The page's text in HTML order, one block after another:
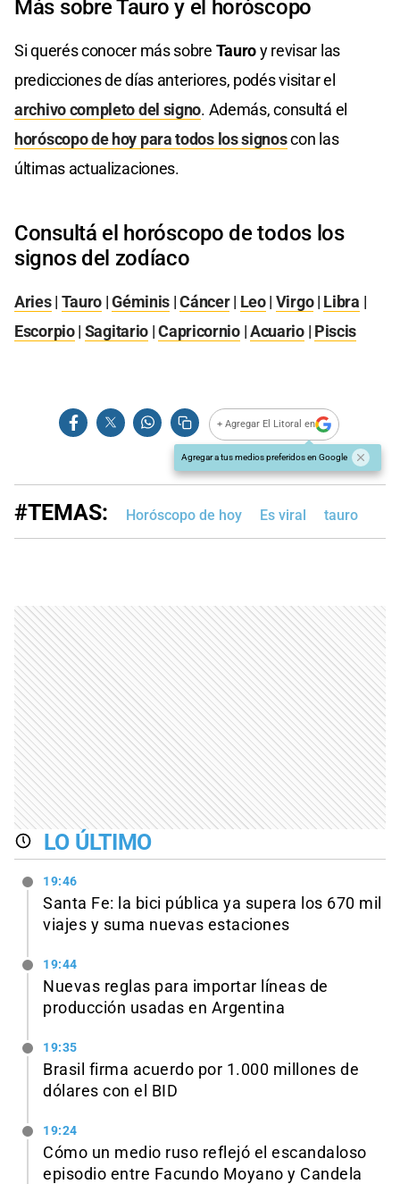
Más sobre Tauro y el horóscopo
Si querés conocer más sobre Tauroy revisar las
predicciones de días anteriores, podés visitar el
archivo completo del signo. Además, consultá el
horóscopo de hoy para todos los signoscon las
últimas actualizaciones.
Consultá el horóscopo de todos los
signos del zodíaco
Aries| Tauro |Géminis |Cáncer| Leo| Virgo| Libra |
Escorpio| Sagitario |Capricornio|Acuario| Piscis
+ Agregar El Litoral en
Agregar a tus medios preferidos en Google
#TEMAS: Horóscopo de hoy Es viral tauro
LO ÚLTIMO
19:46
Santa Fe: la bici pública ya supera los 670 mil
viajes y suma nuevas estaciones
19:44
Nuevas reglas para importar líneas de
producción usadas en Argentina
19:35
Brasil firma acuerdo por 1.000 millones de
dólares con el BID
19:24
Cómo un medio ruso reflejó el escandaloso
episodio entre Facundo Moyano y Candela